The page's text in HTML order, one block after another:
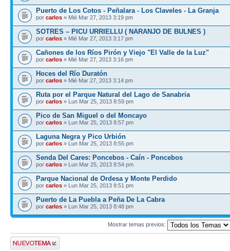
Puerto de Los Cotos - Peñalara - Los Claveles - La Granja
por carlos » Mié Mar 27, 2013 3:19 pm
SOTRES – PICU URRIELLU ( NARANJO DE BULNES )
por carlos » Mié Mar 27, 2013 3:17 pm
Cañones de los Ríos Pirón y Viejo "El Valle de la Luz"
por carlos » Mié Mar 27, 2013 3:16 pm
Hoces del Río Duratón
por carlos » Mié Mar 27, 2013 3:14 pm
Ruta por el Parque Natural del Lago de Sanabria
por carlos » Lun Mar 25, 2013 8:59 pm
Pico de San Miguel o del Moncayo
por carlos » Lun Mar 25, 2013 8:57 pm
Laguna Negra y Pico Urbión
por carlos » Lun Mar 25, 2013 8:55 pm
Senda Del Cares: Poncebos - Caín - Poncebos
por carlos » Lun Mar 25, 2013 8:54 pm
Parque Nacional de Ordesa y Monte Perdido
por carlos » Lun Mar 25, 2013 8:51 pm
Puerto de La Puebla a Peña De La Cabra
por carlos » Lun Mar 25, 2013 8:48 pm
Mostrar temas previos:
Publicar un nuevo
tema